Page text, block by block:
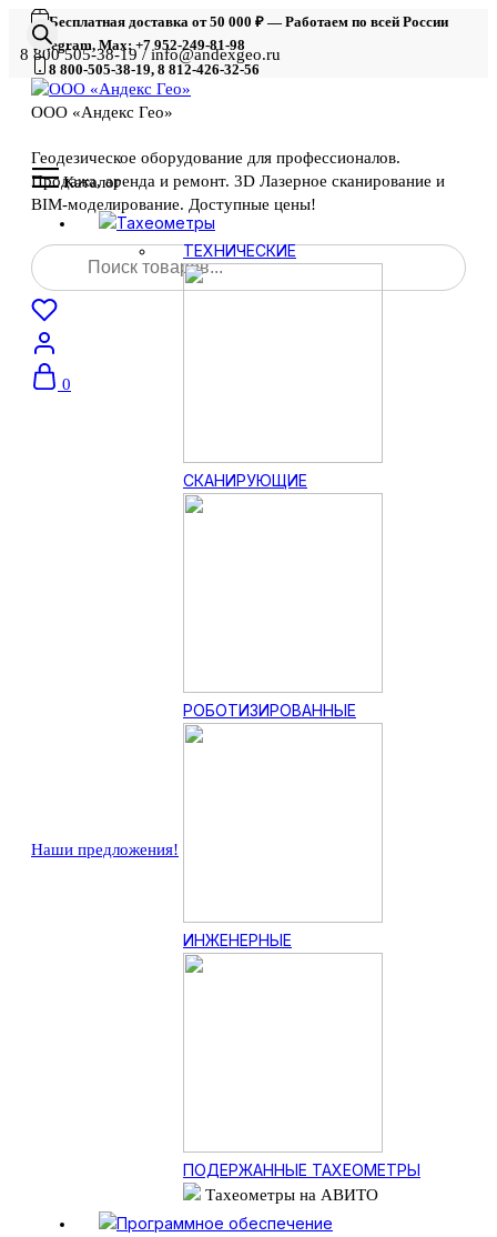
Бесплатная доставка от 50 000 ₽ — Работаем по всей России
Telegram, Max: +7 952-249-81-98
8 800-505-38-19, 8 812-426-32-56
8 800 505-38-19 / info@andexgeo.ru
ООО «Андекс Гео»
Геодезическое оборудование для профессионалов.
Продажа, аренда и ремонт. 3D Лазерное сканирование и
BIM-моделирование. Доступные цены!
Поиск
товаров
0
Наши предложения!
Каталог
Тахеометры
ТЕХНИЧЕСКИЕ
СКАНИРУЮЩИЕ
РОБОТИЗИРОВАННЫЕ
ИНЖЕНЕРНЫЕ
ПОДЕРЖАННЫЕ ТАХЕОМЕТРЫ
Тахеометры на АВИТО
Программное обеспечение